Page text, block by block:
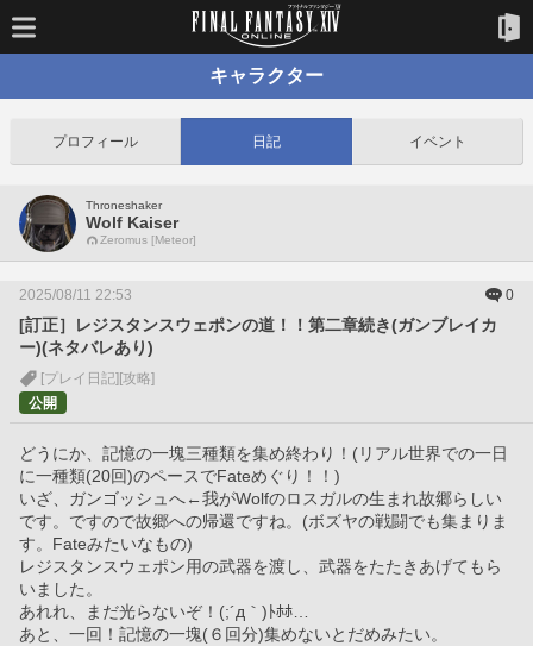
キャラクター
プロフィール 日記 イベント
Throneshaker
Wolf Kaiser
Zeromus [Meteor]
2025/08/11 22:53 0
[訂正］レジスタンスウェポンの道！！第二章続き(ガンブレイカ
ー)(ネタバレあり)
[プレイ日記] [攻略]
公開
どうにか、記憶の一塊三種類を集め終わり！(リアル世界での一日
に一種類(20回)のペースでFateめぐり！！)
いざ、ガンゴッシュへ←我がWolfのロスガルの生まれ故郷らしい
です。ですので故郷への帰還ですね。(ボズヤの戦闘でも集まりま
す。Fateみたいなもの)
レジスタンスウェポン用の武器を渡し、武器をたたきあげてもら
いました。
あれれ、まだ光らないぞ！(;´д｀)ﾄﾎﾎ…
あと、一回！記憶の一塊(６回分)集めないとだめみたい。